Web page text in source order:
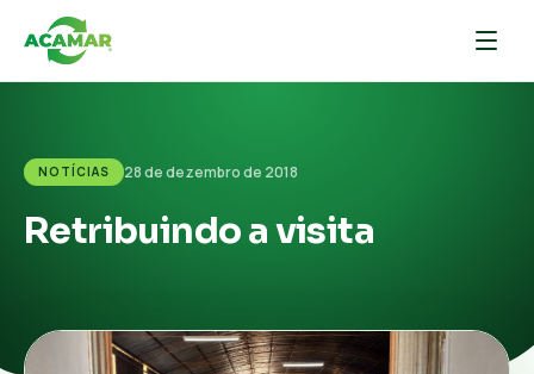
NOTÍCIAS 28 de dezembro de 2018
Retribuindo a visita